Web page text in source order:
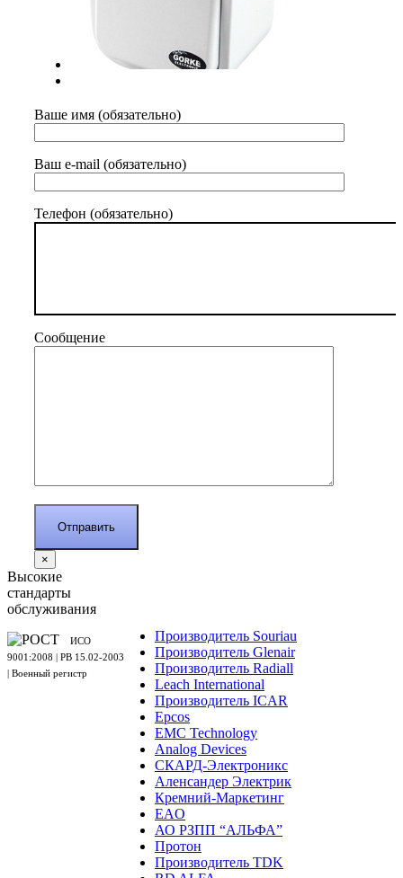
Ваше имя (обязательно)
Ваш e-mail (обязательно)
Телефон (обязательно)
Сообщение
×
Производитель Souriau
Производитель Glenair
Производитель Radiall
Leach International
Производитель ICAR
Epcos
EMC Technology
Analog Devices
СКАРД-Электроникс
Аленсандер Электрик
Кремний-Маркетинг
EAO
АО РЗПП “АЛЬФА”
Протон
Производитель TDK
Высокие
стандарты
обслуживания
ИСО
9001:2008 | PB 15.02-2003
| Военный регистр